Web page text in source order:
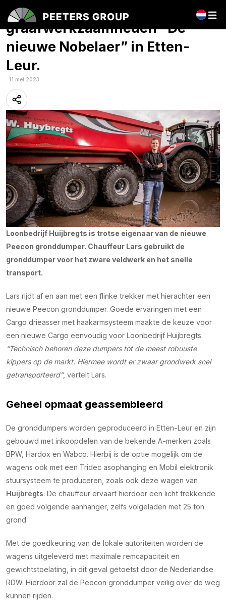
Op bezoek bij
graafwerkzaamheden “De
nieuwe Nobelaer” in Etten-
Leur.
11 mei 2023
Loonbedrijf Huijbregts is trotse eigenaar van de nieuwe
Peecon gronddumper. Chauffeur Lars gebruikt de
gronddumper voor het zware veldwerk en het snelle
transport.
Lars rijdt af en aan met een flinke trekker met hierachter een
nieuwe Peecon gronddumper. Goede ervaringen met een
Cargo drieasser met haakarmsysteem maakte de keuze voor
een nieuwe Cargo eenvoudig voor Loonbedrijf Huijbregts.
“Technisch behoren deze dumpers tot de meest robuuste
kippers op de markt. Hiermee wordt er zwaar grondwerk snel
getransporteerd”, vertelt Lars.
Geheel opmaat geassembleerd
De gronddumpers worden geproduceerd in Etten-Leur en zijn
gebouwd met inkoopdelen van de bekende A-merken zoals
BPW, Hardox en Wabco. Hierbij is de optie mogelijk om de
wagens ook met een Tridec asophanging en Mobil elektronik
stuursysteem te produceren, zoals ook deze wagen van
Huijbregts. De chauffeur ervaart hierdoor een licht trekkende
en goed volgende aanhanger, zelfs volgeladen met 25 ton
grond.
Met de goedkeuring van de lokale autoriteiten worden de
wagens uitgeleverd met maximale remcapaciteit en
gewichtstoelating, in dit geval getoetst door de Nederlandse
RDW. Hierdoor zal de Peecon gronddumper veilig over de weg
kunnen rijden.